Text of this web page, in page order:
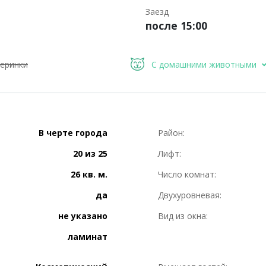
Заезд
после 15:00
С домашними животными
В черте города
Район:
20 из 25
Лифт:
26 кв. м.
Число комнат:
да
Двухуровневая:
не указано
Вид из окна:
ламинат